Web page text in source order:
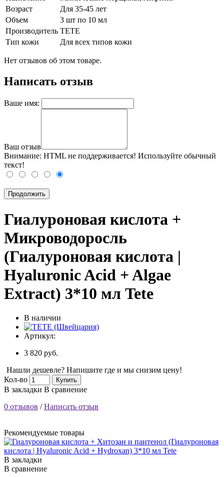
Возраст
Для 35-45 лет
Объем
3 шт по 10 мл
Производитель TETE
Тип кожи
Для всех типов кожи
Нет отзывов об этом товаре.
Написать отзыв
Ваше имя:
Ваш отзыв
Внимание: HTML не поддерживается! Используйте обычный
текст!
Продолжить
Гиалуроновая кислота +
Микроводоросль
(Гиалуроновая кислота |
Hyaluronic Acid + Algae
Extract) 3*10 мл Tete
В наличии
Артикул:
3 820 руб.
Нашли дешевле? Напишите где и мы снизим цену!
Кол-во
Купить
В закладки В сравнение
0 отзывов /Написать отзыв
Рекомендуемые товары
В закладки
В сравнение